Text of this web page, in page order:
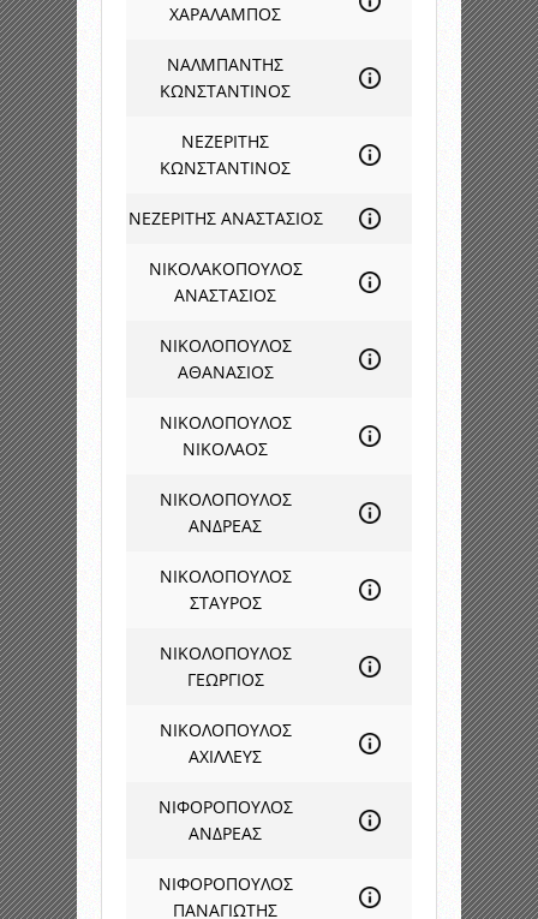
ΧΑΡΑΛΑΜΠΟΣ
ΝΑΛΜΠΑΝΤΗΣ
ΚΩΝΣΤΑΝΤΙΝΟΣ
ΝΕΖΕΡΙΤΗΣ
ΚΩΝΣΤΑΝΤΙΝΟΣ
ΝΕΖΕΡΙΤΗΣ ΑΝΑΣΤΑΣΙΟΣ
ΝΙΚΟΛΑΚΟΠΟΥΛΟΣ
ΑΝΑΣΤΑΣΙΟΣ
ΝΙΚΟΛΟΠΟΥΛΟΣ
ΑΘΑΝΑΣΙΟΣ
ΝΙΚΟΛΟΠΟΥΛΟΣ
ΝΙΚΟΛΑΟΣ
ΝΙΚΟΛΟΠΟΥΛΟΣ
ΑΝΔΡΕΑΣ
ΝΙΚΟΛΟΠΟΥΛΟΣ
ΣΤΑΥΡΟΣ
ΝΙΚΟΛΟΠΟΥΛΟΣ
ΓΕΩΡΓΙΟΣ
ΝΙΚΟΛΟΠΟΥΛΟΣ
ΑΧΙΛΛΕΥΣ
ΝΙΦΟΡΟΠΟΥΛΟΣ
ΑΝΔΡΕΑΣ
ΝΙΦΟΡΟΠΟΥΛΟΣ
ΠΑΝΑΓΙΩΤΗΣ